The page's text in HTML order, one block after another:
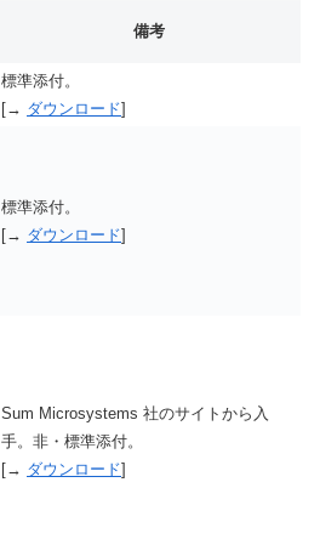
備考
標準添付。
[→ ダウンロード]
標準添付。
[→ ダウンロード]
Sum Microsystems 社のサイトから入
手。非・標準添付。
[→ ダウンロード]